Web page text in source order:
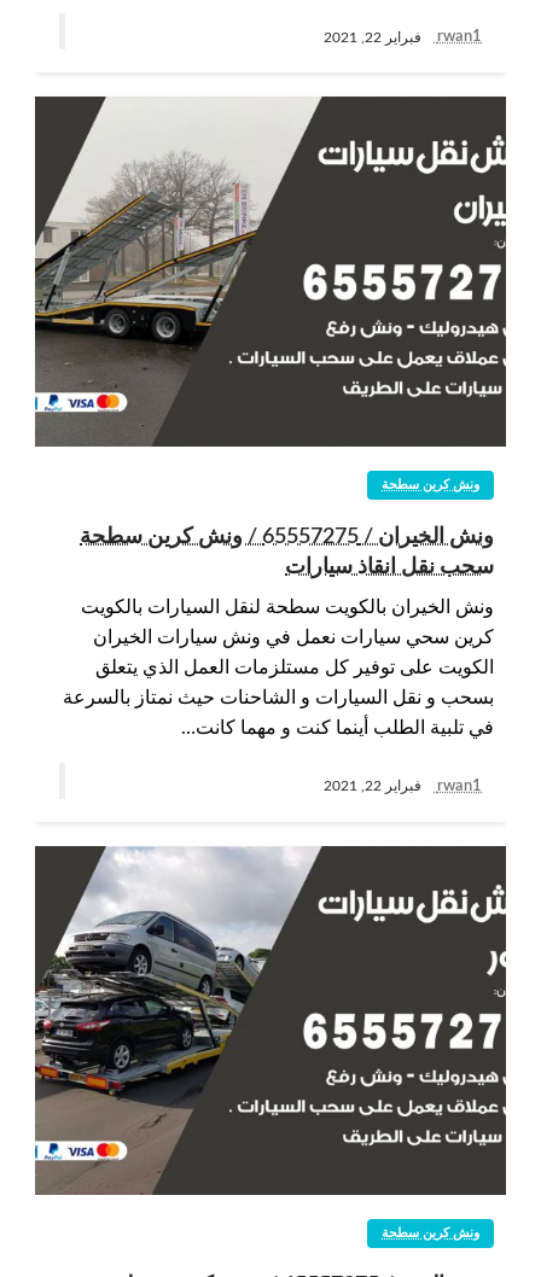
rwan1 فبراير 22, 2021
ونش كرين سطحة
ونش الخيران / 65557275 / ونش كرين سطحة
سحب نقل انقاذ سيارات
ونش الخيران بالكويت سطحة لنقل السيارات بالكويت
كرين سحي سيارات نعمل في ونش سيارات الخيران
الكويت على توفير كل مستلزمات العمل الذي يتعلق
بسحب و نقل السيارات و الشاحنات حيث نمتاز بالسرعة
في تلبية الطلب أينما كنت و مهما كانت…
rwan1 فبراير 22, 2021
ونش كرين سطحة